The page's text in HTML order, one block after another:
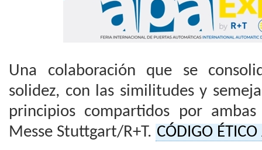
Una colaboración que se
solidez, con las similitudes y
principios compartidos por ambas
Messe Stuttgart/R+T. CÓDIGO ÉTICO